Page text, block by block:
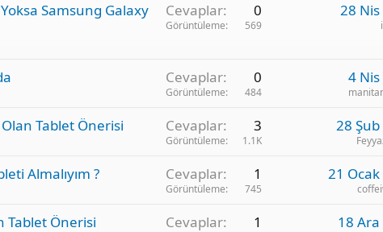
Samsung Galaxy
Cevaplar 0
Görüntüleme 569
28
Cevaplar 0
Görüntüleme 484
4
Tablet Önerisi Cevaplar 3
Görüntüleme 1.1K
28
Almalıyım ? Cevaplar 1
Görüntüleme 745
21
Tablet Önerisi Cevaplar 1 18